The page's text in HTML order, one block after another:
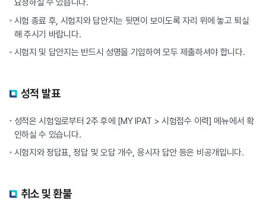
요청하실 수 있습니다.
시험 종료 후, 시험지와 답안지는 뒷면이 보이도록 자리 위에 놓고 퇴실
해 주시기 바랍니다.
시험지 및 답안지는 반드시 성명을 기입하여 모두 제출하셔야 합니다.
성적 발표
성적은 시험일로부터 2주 후에 [MY IPAT > 시험접수 이력] 메뉴에서 확
인하실 수 있습니다.
시험지와 정답표, 정답 및 오답 개수, 응시자 답안 등은 비공개입니다.
취소 및 환불